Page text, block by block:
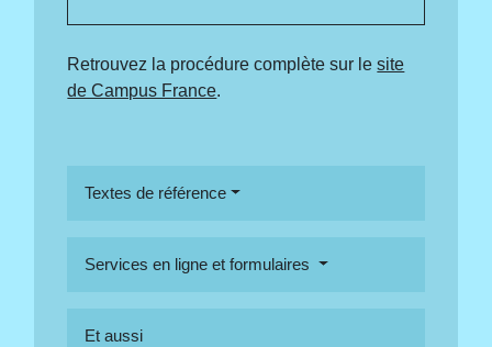
Retrouvez la procédure complète sur lesite
de Campus France.
Textes de référence
Services en ligne et formulaires
Et aussi